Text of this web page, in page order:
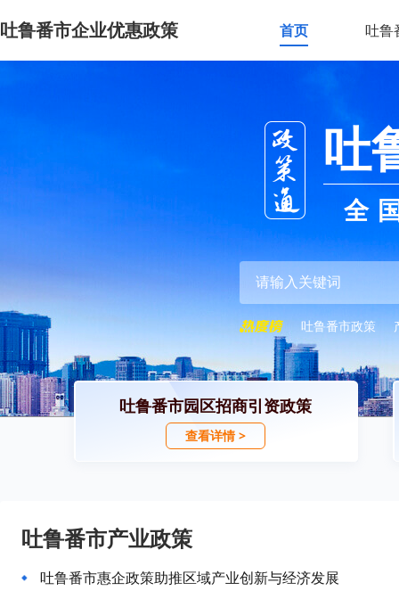
吐鲁番市企业优惠政策 首页 吐鲁
吐
全
吐鲁番市政策
吐鲁番市园区招商引资政策
查看详情 >
吐鲁番市产业政策
吐鲁番市惠企政策助推区域产业创新与经济发展